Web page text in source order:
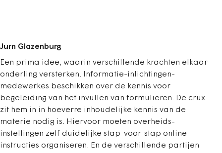
Jurn Glazenburg
Een prima idee, waarin verschillende krachten elkaar
onderling versterken. Informatie-inlichtingen-
medewerkes beschikken over de kennis voor
begeleiding van het invullen van formulieren. De crux
zit hem in in hoeverre inhoudelijke kennis van de
materie nodig is. Hiervoor moeten overheids-
instellingen zelf duidelijke stap-voor-stap online
instructies organiseren. En de verschillende partijen